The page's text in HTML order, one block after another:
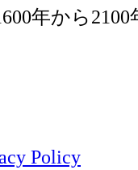
年から
Policy